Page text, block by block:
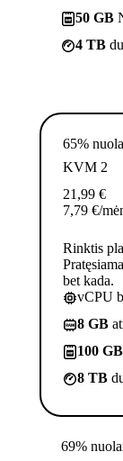
50 GB
4 TB
65%
KVM 2
21,99 €
7,79 €/
Rinktis
bet kada.
vCPU
8 GB
100 GB
8 TB
69%